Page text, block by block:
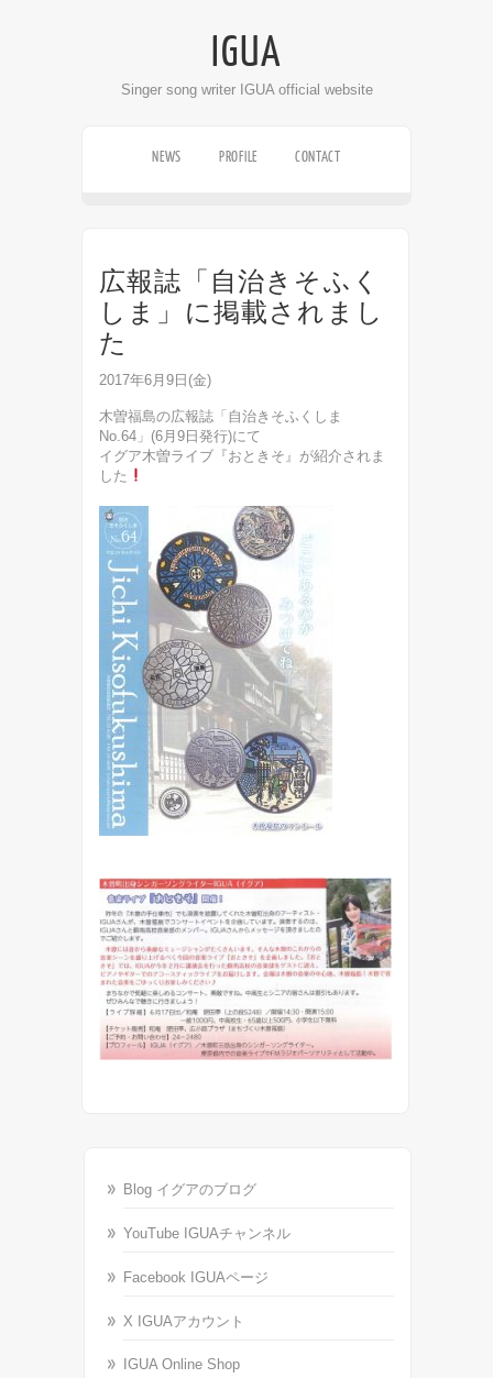
IGUA
Singer song writer IGUA official website
NEWS PROFILE CONTACT
広報誌「自治きそふく
しま」に掲載されまし
た
2017年6月9日(金)
木曽福島の広報誌「自治きそふくしま
No.64」(6月9日発行)にて
イグア木曽ライブ『おときそ』が紹介されま
した
Blog イグアのブログ
YouTube IGUAチャンネル
Facebook IGUAページ
X IGUAアカウント
IGUA Online Shop